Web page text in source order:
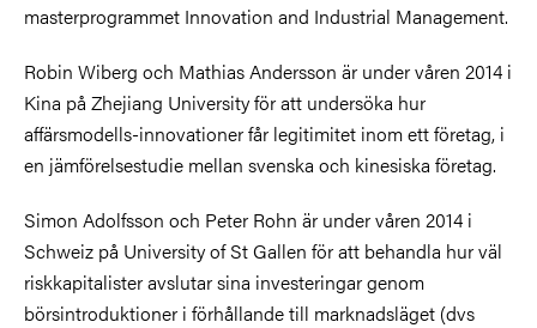
masterprogrammet Innovation and Industrial Management.
Robin Wiberg och Mathias Andersson är under våren 2014 i
Kina på Zhejiang University för att undersöka hur
affärsmodells-innovationer får legitimitet inom ett företag, i
en jämförelsestudie mellan svenska och kinesiska företag.
Simon Adolfsson och Peter Rohn är under våren 2014 i
Schweiz på University of St Gallen för att behandla hur väl
riskkapitalister avslutar sina investeringar genom
börsintroduktioner i förhållande till marknadsläget (dvs